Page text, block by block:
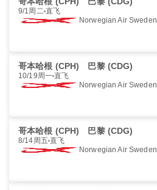
9/1周二 直飞
Norwegian Air Sweden
哥本哈根 (CPH) 巴黎 (CDG)
10/19周一 直飞
Norwegian Air Sweden
哥本哈根 (CPH) 巴黎 (CDG)
8/14周五 直飞
Norwegian Air Sweden